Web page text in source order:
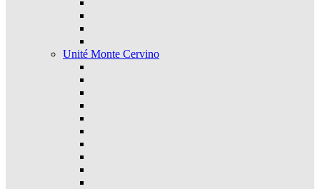
Unité Monte Cervino